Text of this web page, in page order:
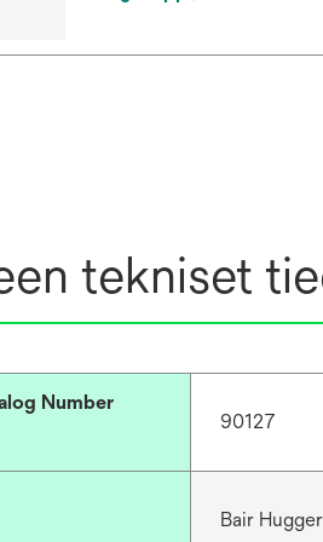
tekniset
Number
90127
Bair